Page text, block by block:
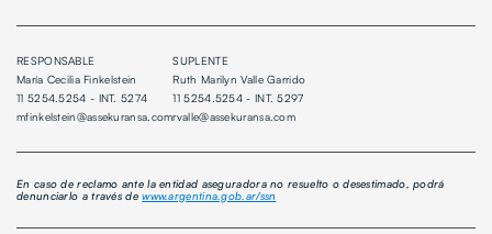
RESPONSABLE
María Cecilia Finkelstein
11 5254.5254 - INT. 5274
mfinkelstein@assekuransa.com
SUPLENTE
Ruth Marilyn Valle Garrido
11 5254.5254 - INT. 5297
rvalle@assekuransa.com
En caso de reclamo ante la entidad aseguradora no resuelto o desestimado, podrá
denunciarlo a través de www.argentina.gob.ar/ssn